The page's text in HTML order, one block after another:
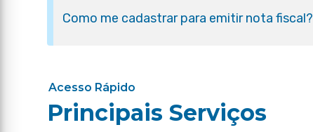
Como me cadastrar para emitir nota fiscal?
Acesso Rápido
Principais Serviços